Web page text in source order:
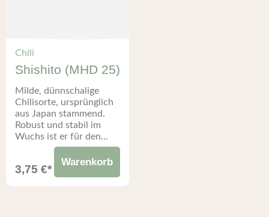
Chili
Shishito (MHD 25)
Milde, dünnschalige
Chilisorte, ursprünglich
aus Japan stammend.
Robust und stabil im
Wuchs ist er für den...
3,75 €*
Warenkorb